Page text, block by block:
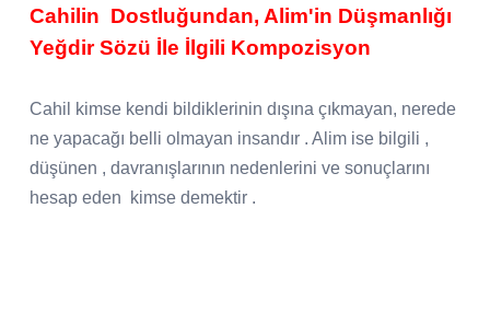
Cahilin Dostluğundan, Alim'in Düşmanlığı
Yeğdir Sözü İle İlgili Kompozisyon
Cahil kimse kendi bildiklerinin dışına çıkmayan, nerede
ne yapacağı belli olmayan insandır . Alim ise bilgili ,
düşünen , davranışlarının nedenlerini ve sonuçlarını
hesap eden kimse demektir .